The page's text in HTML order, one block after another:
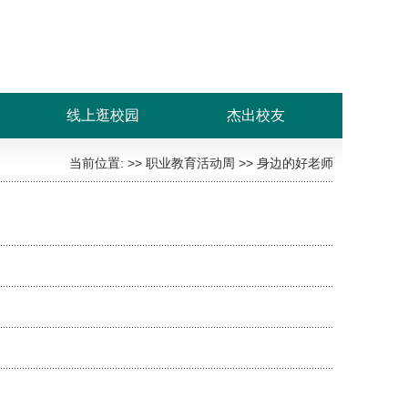
线上逛校园 杰出校友
当前位置: >> 职业教育活动周 >> 身边的好老师